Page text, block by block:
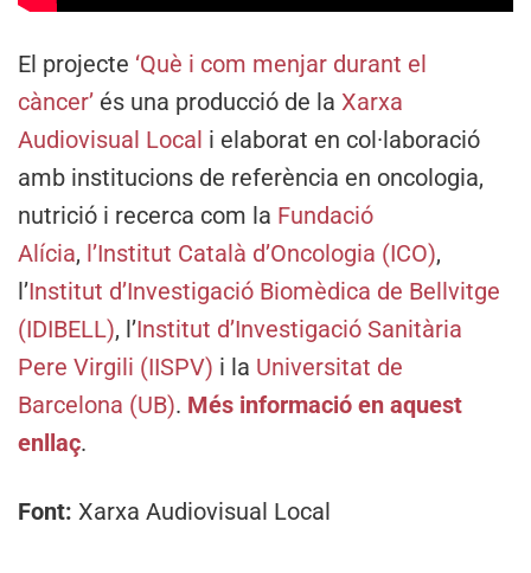
El projecte ‘Què i com menjar durant el
càncer’ és una producció de la Xarxa
Audiovisual Local i elaborat en col·laboració
amb institucions de referència en oncologia,
nutrició i recerca com la Fundació
Alícia, l’Institut Català d’Oncologia (ICO),
l’Institut d’Investigació Biomèdica de Bellvitge
(IDIBELL), l’Institut d’Investigació Sanitària
Pere Virgili (IISPV) i la Universitat de
Barcelona (UB). Més informació en aquest
enllaç.
Font: Xarxa Audiovisual Local